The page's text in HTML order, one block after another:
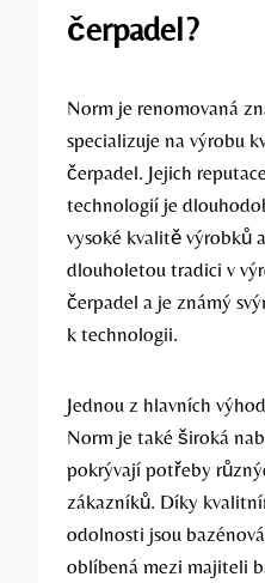
čerpadel?
Norm je renomovaná
specializuje na výrobu
čerpadel. Jejich
technologií je
vysoké kvalitě výrobků
dlouholetou tradici v
čerpadel a je známý
k technologii.
Jednou z hlavních
Norm je také široká
pokrývají potřeby
zákazníků. Díky
odolnosti jsou
oblíbená mezi majiteli